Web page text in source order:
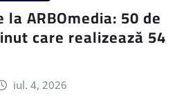
la ARBOmedia: 50 de
care realizează 54
iul. 4, 2026